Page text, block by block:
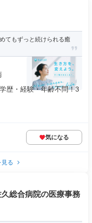
てもずっと続けられる癒
歴・経験・年齢不問！3
気になる
る
総合病院の医療事務